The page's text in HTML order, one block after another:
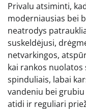
Privalu atsiminti,
moderniausias bei
neatrodys
suskeldėjusi,
netvarkingos,
kai rankos nuolatos
spinduliais, labai
vandeniu bei
atidi ir reguliari